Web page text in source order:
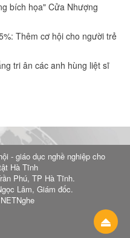
bích họa" Cửa Nhượng
Thêm cơ hội cho người trẻ
tri ân các anh hùng liệt sĩ
- giáo dục nghề nghiệp cho
Hà Tĩnh
Phú, TP Hà Tĩnh.
Lâm, Giám đốc.